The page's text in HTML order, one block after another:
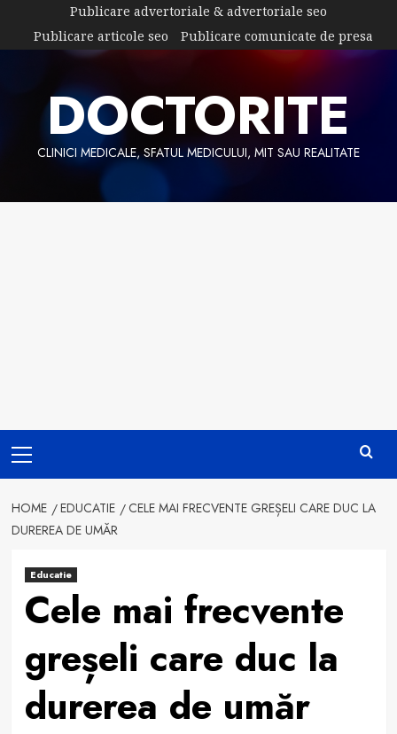
content
Publicare advertoriale & advertoriale seo
Publicare articole seo
Publicare comunicate de presa
DOCTORITE
CLINICI MEDICALE, SFATUL MEDICULUI, MIT SAU REALITATE
Menu
HOME EDUCATIE
CELE MAI FRECVENTE GREȘELI CARE DUC LA
DUREREA DE UMĂR
Educatie
Cele mai frecvente
greșeli care duc la
durerea de umăr